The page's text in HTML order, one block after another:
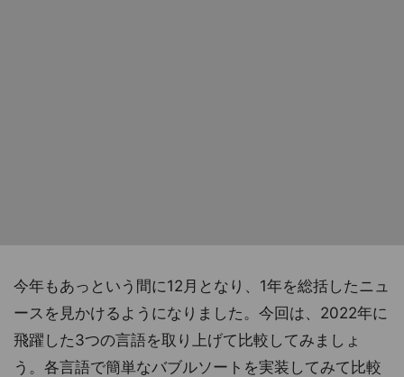
今年もあっという間に12月となり、1年を総括したニュ
ースを見かけるようになりました。今回は、2022年に
飛躍した3つの言語を取り上げて比較してみましょ
う。各言語で簡単なバブルソートを実装してみて比較